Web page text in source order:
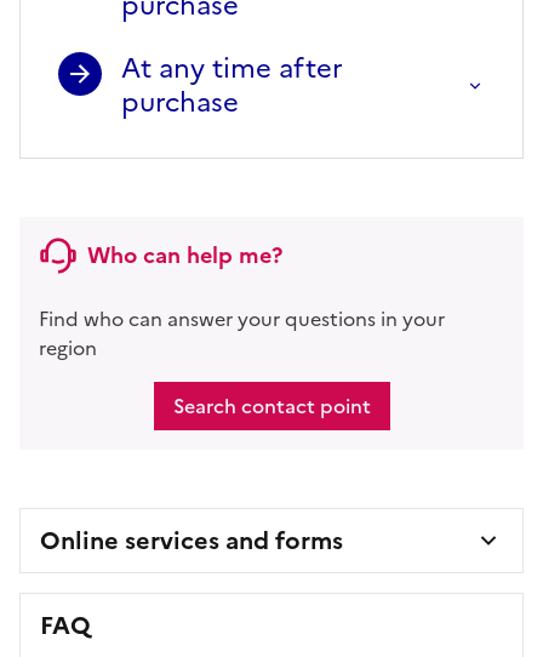
At any time after
purchase
Who can help me?
Find who can answer your questions in your
region
Search contact point
Online services and forms
FAQ